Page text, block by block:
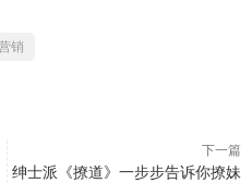
销
下一篇
绅士派《撩道》一步步告诉你撩妹